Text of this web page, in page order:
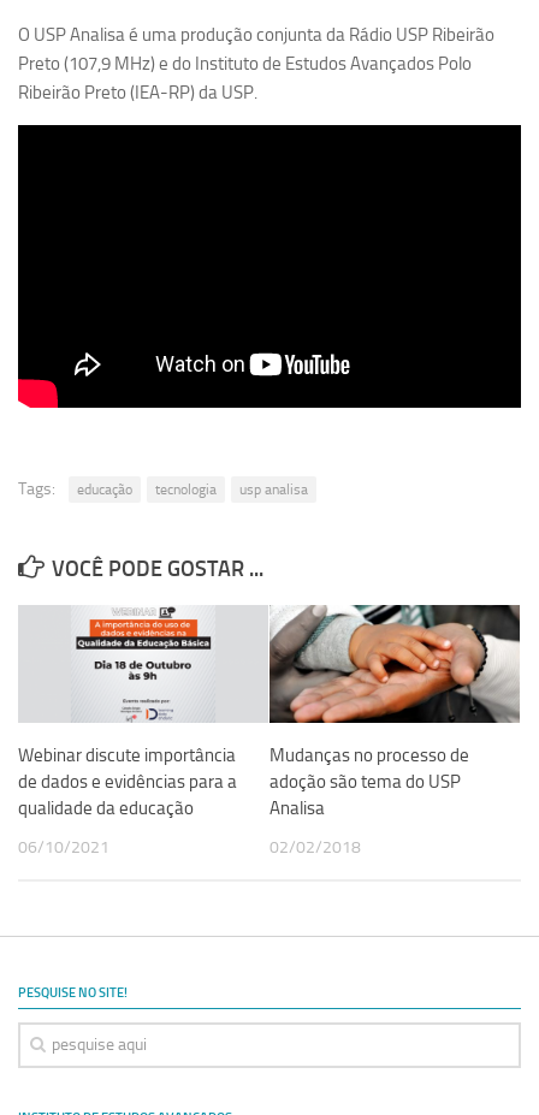
Cristina Godoy Bernardo de Oliveira (FDRP)
Evandro Eduardo Seron Ruiz
Institucional
Estrutura do polo
Projetos
Ciência com Pipoca
Ciência Por Elas
Pint of Science
União Pró-Vacina
USP Analisa
Revista Estudos Avançados
Espaço Cultural
O USP Analisa é uma produção conjunta da Rádio USP Ribeirão
Preto (107,9 MHz) e do Instituto de Estudos Avançados Polo
Ribeirão Preto (IEA-RP) da USP.
Tags: educação tecnologia usp analisa
VOCÊ PODE GOSTAR ...
Webinar discute importância
de dados e evidências para a
qualidade da educação
06/10/2021
Mudanças no processo de
adoção são tema do USP
Analisa
02/02/2018
PESQUISE NO SITE!